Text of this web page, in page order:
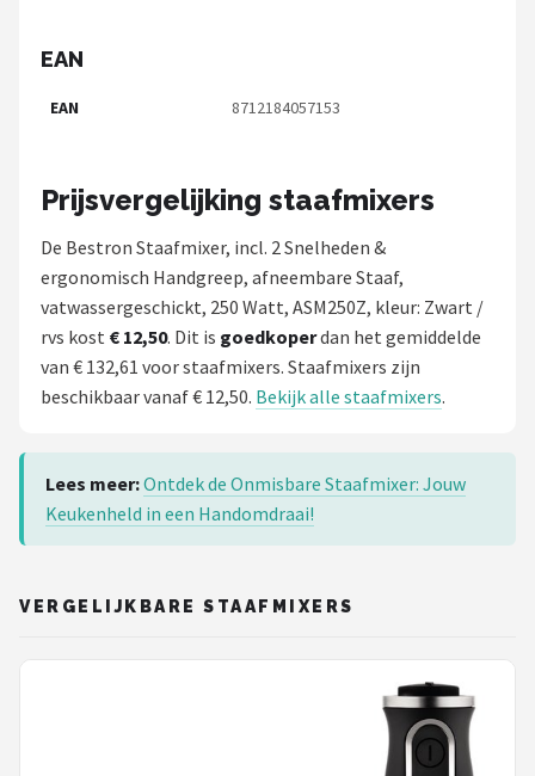
EAN
EAN 8712184057153
Prijsvergelijking staafmixers
De Bestron Staafmixer, incl. 2 Snelheden &
ergonomisch Handgreep, afneembare Staaf,
vatwassergeschickt, 250 Watt, ASM250Z, kleur: Zwart /
rvs kost € 12,50. Dit is goedkoperdan het gemiddelde
van € 132,61 voor staafmixers. Staafmixers zijn
beschikbaar vanaf € 12,50. Bekijk alle staafmixers.
Lees meer:Ontdek de Onmisbare Staafmixer: Jouw
Keukenheld in een Handomdraai!
VERGELIJKBARE STAAFMIXERS